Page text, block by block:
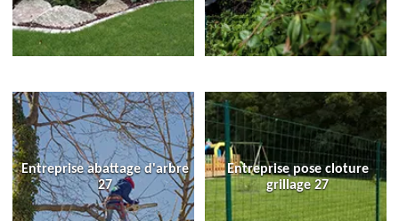
Entreprise abattage d'arbre
27
Entreprise pose cloture
grillage 27